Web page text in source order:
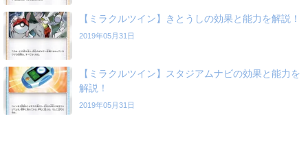
【ミラクルツイン】きとうしの効果と能力を解説！
2019年05月31日
【ミラクルツイン】スタジアムナビの効果と能力を
解説！
2019年05月31日